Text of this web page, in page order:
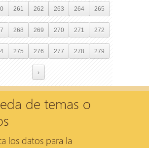
261 262 263 264 265
268 269 270 271 272
275 276 277 278 279
›
de temas o
los datos para la